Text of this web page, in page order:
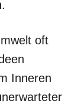
oft
Inneren